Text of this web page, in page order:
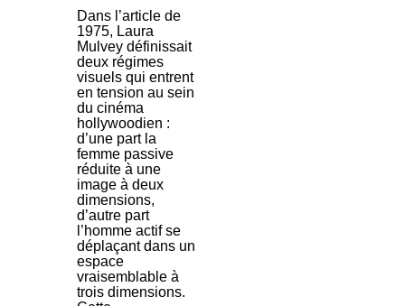
Dans l’article de
1975, Laura
Mulvey définissait
deux régimes
visuels qui entrent
en tension au sein
du cinéma
hollywoodien :
d’une part la
femme passive
réduite à une
image à deux
dimensions,
d’autre part
l’homme actif se
déplaçant dans un
espace
vraisemblable à
trois dimensions.